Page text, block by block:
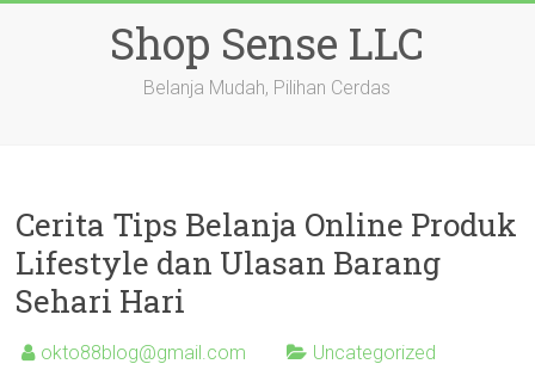
Shop Sense LLC
Belanja Mudah, Pilihan Cerdas
Cerita Tips Belanja Online Produk
Lifestyle dan Ulasan Barang
Sehari Hari
okto88blog@gmail.com Uncategorized